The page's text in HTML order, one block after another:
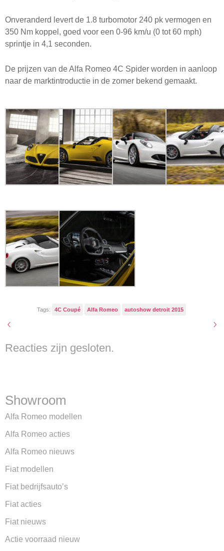
Onveranderd levert de 1.8 turbomotor 240 pk vermogen en
350 Nm koppel, goed voor een 0-96 km/u (0 tot 60 mph)
sprintje in 4,1 seconden.
De prijzen van de Alfa Romeo 4C Spider worden in aanloop
naar de marktintroductie in de zomer bekend gemaakt.
Tags: 4C Coupé Alfa Romeo autoshow detroit 2015
Reacties zijn gesloten.
Showroom
Alfa Romeo modellen
Alfa Romeo acties
Alfa Romeo nieuws
Fiat modellen
Fiat bedrijfsauto’s
Fiat acties
Fiat nieuws
Actie voorraad nieuw